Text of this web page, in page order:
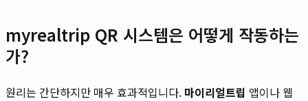
myrealtrip QR 시스템은 어떻게 작동하는
가?
원리는 간단하지만 매우 효과적입니다. 마이리얼트립 앱이나 웹